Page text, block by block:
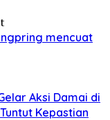
mencuat
Aksi Damai di
Kepastian